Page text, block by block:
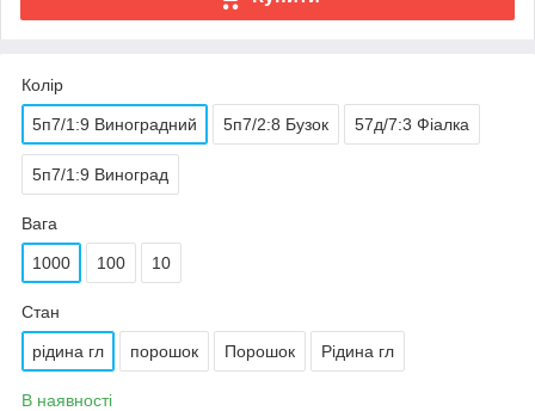
Колір
5п7/1:9 Виноградний 5п7/2:8 Бузок 57д/7:3 Фіалка
5п7/1:9 Виноград
Вага
1000 100 10
Стан
рідина гл порошок Порошок Рідина гл
В наявності